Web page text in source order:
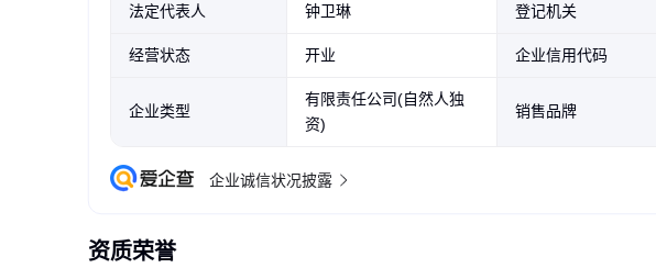
法定代表人 钟卫琳 登记机关
经营状态 开业 企业信用代码
企业类型
有限责任公司(自然人独
资)
销售品牌
企业诚信状况披露
资质荣誉